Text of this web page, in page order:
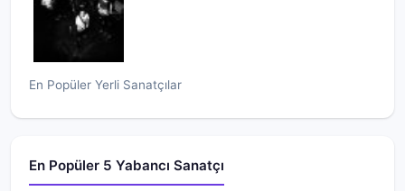
En Popüler Yerli Sanatçılar
En Popüler 5 Yabancı Sanatçı